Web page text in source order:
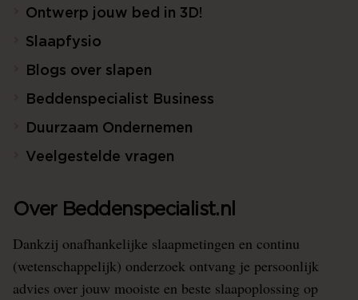
Ontwerp jouw bed in 3D!
Slaapfysio
Blogs over slapen
Beddenspecialist Business
Duurzaam Ondernemen
Veelgestelde vragen
Over Beddenspecialist.nl
Dankzij onafhankelijke slaapmetingen en continu
(wetenschappelijk) onderzoek ontvang je persoonlijk
advies over jouw mooiste en beste slaapoplossing op